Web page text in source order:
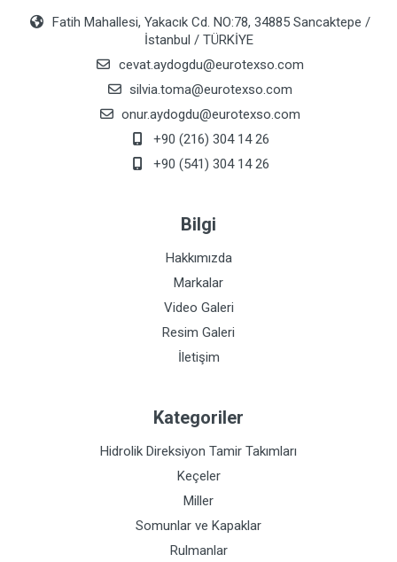
Fatih Mahallesi, Yakacık Cd. NO:78, 34885 Sancaktepe /
İstanbul / TÜRKİYE
cevat.aydogdu@eurotexso.com
silvia.toma@eurotexso.com
onur.aydogdu@eurotexso.com
+90 (216) 304 14 26
+90 (541) 304 14 26
Bilgi
Hakkımızda
Markalar
Video Galeri
Resim Galeri
İletişim
Kategoriler
Hidrolik Direksiyon Tamir Takımları
Keçeler
Miller
Somunlar ve Kapaklar
Rulmanlar